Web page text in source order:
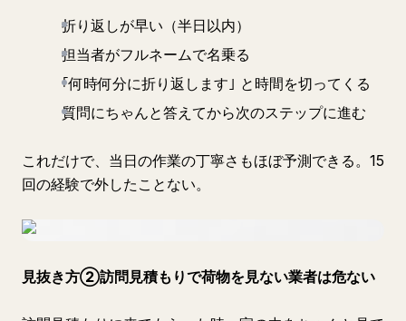
折り返しが早い（半日以内）
担当者がフルネームで名乗る
｢何時何分に折り返します｣ と時間を切ってくる
質問にちゃんと答えてから次のステップに進む
これだけで、当日の作業の丁寧さもほぼ予測できる。15
回の経験で外したことない。
見抜き方②訪問見積もりで荷物を見ない業者は危ない